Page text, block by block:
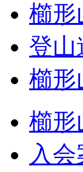
櫛形
登山
櫛形
櫛形
入会